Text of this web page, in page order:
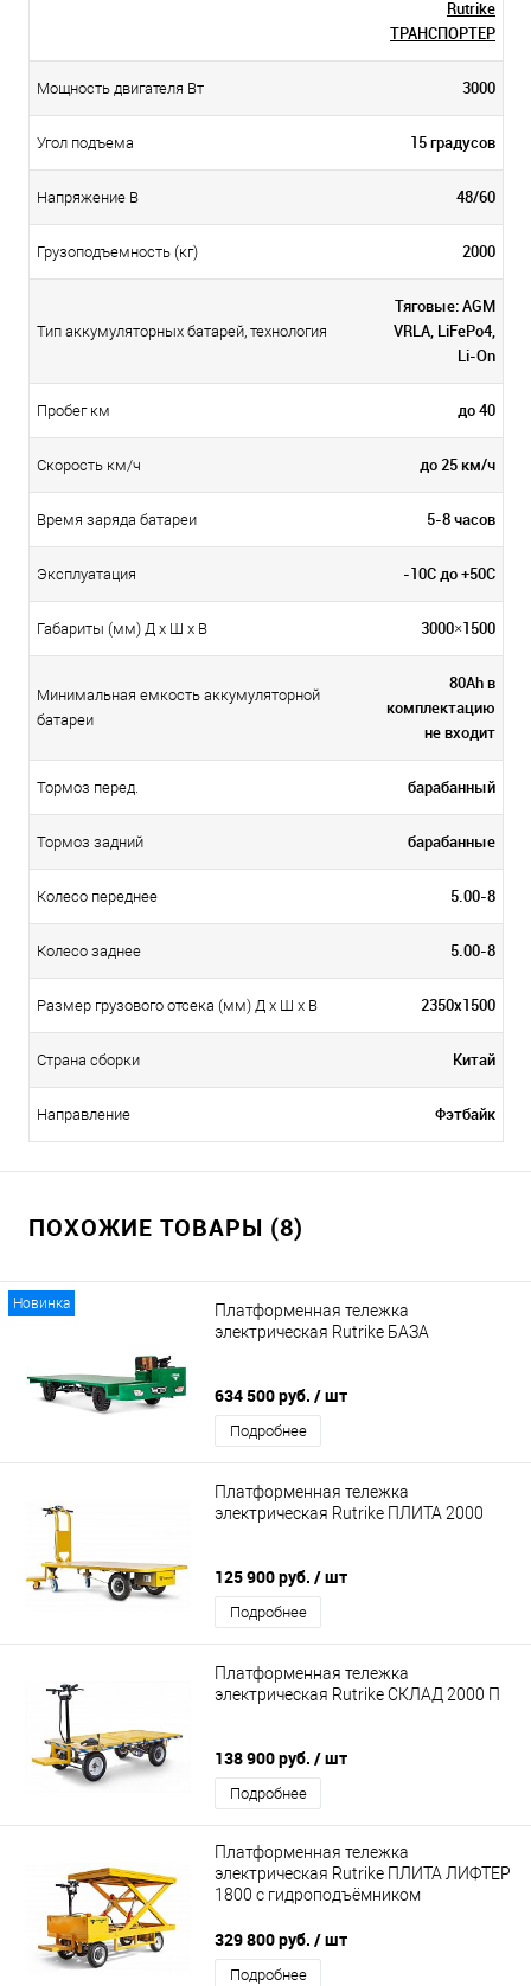
Rutrike
ТРАНСПОРТЕР
Мощность двигателя Вт 3000
Угол подъема 15 градусов
Напряжение В 48/60
Грузоподъемность (кг) 2000
Тип аккумуляторных батарей, технология
Тяговые: AGM
VRLA, LiFePo4,
Li-On
Пробег км до 40
Скорость км/ч до 25 км/ч
Время заряда батареи 5-8 часов
Эксплуатация -10С до +50С
Габариты (мм) Д x Ш x В 3000×1500
Минимальная емкость аккумуляторной
батареи
80Ah в
комплектацию
не входит
Тормоз перед. барабанный
Тормоз задний барабанные
Колесо переднее 5.00-8
Колесо заднее 5.00-8
Размер грузового отсека (мм) Д x Ш x В 2350x1500
Страна сборки Китай
Направление Фэтбайк
ПОХОЖИЕ ТОВАРЫ (8)
Новинка
Платформенная тележка
электрическая Rutrike БАЗА
634 500 руб. / шт
Подробнее
Платформенная тележка
электрическая Rutrike ПЛИТА 2000
125 900 руб. / шт
Подробнее
Платформенная тележка
электрическая Rutrike СКЛАД 2000 П
138 900 руб. / шт
Подробнее
Платформенная тележка
электрическая Rutrike ПЛИТА ЛИФТЕР
1800 с гидроподъёмником
329 800 руб. / шт
Подробнее